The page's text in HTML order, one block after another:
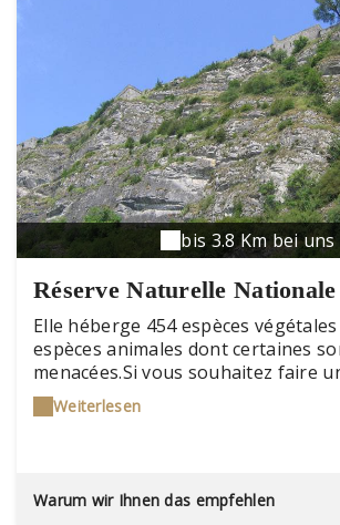
bis 3.8 Km bei uns
Réserve Naturelle
Pointe de Givet
Elle héberge 454 espèces
espèces animales dont certaines
menacées.Si vous souhaitez faire
ou une randonnée pédestre c'est
sont autorisées sur les sentiers
proposées chaque année par le
d'espaces naturels de Champagne-
Weiterlesen
Warum wir Ihnen das empfehlen